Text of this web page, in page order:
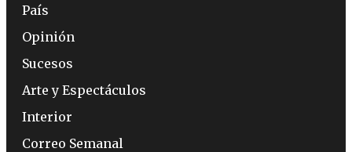
País
Opinión
Sucesos
Arte y Espectáculos
Interior
Correo Semanal